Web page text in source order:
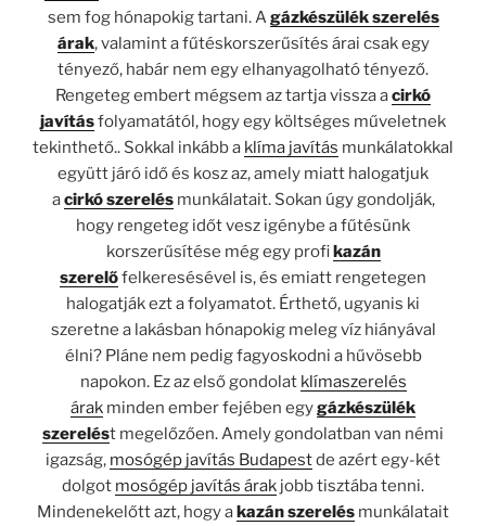
sem fog hónapokig tartani. Agázkészülék szerelés
árak, valamint a fűtéskorszerűsítés árai csak egy
tényező, habár nem egy elhanyagolható tényező.
Rengeteg embert mégsem az tartja vissza acirkó
javításfolyamatától, hogy egy költséges műveletnek
tekinthető.. Sokkal inkább a klíma javítás munkálatokkal
együtt járó idő és kosz az, amely miatt halogatjuk
acirkó szerelésmunkálatait. Sokan úgy gondolják,
hogy rengeteg időt vesz igénybe a fűtésünk
korszerűsítése még egy profikazán
szerelőfelkeresésével is, és emiatt rengetegen
halogatják ezt a folyamatot. Érthető, ugyanis ki
szeretne a lakásban hónapokig meleg víz hiányával
élni? Pláne nem pedig fagyoskodni a hűvösebb
napokon. Ez az első gondolat klímaszerelés
árak minden ember fejében egygázkészülék
szerelést megelőzően. Amely gondolatban van némi
igazság, mosógép javítás Budapestde azért egy-két
dolgot mosógép javítás árak jobb tisztába tenni.
Mindenekelőtt azt, hogy akazán szerelés munkálatait